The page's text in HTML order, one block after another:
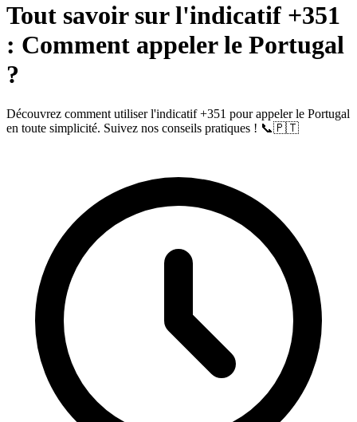
Tout savoir sur l'indicatif +351
: Comment appeler le Portugal
?
Découvrez comment utiliser l'indicatif +351 pour appeler le Portugal
en toute simplicité. Suivez nos conseils pratiques ! 📞🇵🇹